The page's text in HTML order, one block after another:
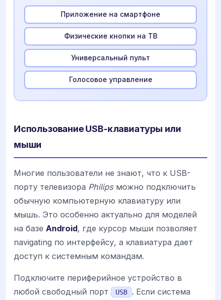
Приложение на смартфоне
Физические кнопки на ТВ
Универсальный пульт
Голосовое управление
Использование USB-клавиатуры или
мыши
Многие пользователи не знают, что к USB-
порту телевизора Philipsможно подключить
обычную компьютерную клавиатуру или
мышь. Это особенно актуально для моделей
на базе Android, где курсор мыши позволяет
navigating по интерфейсу, а клавиатура дает
доступ к системным командам.
Подключите периферийное устройство в
любой свободный порт
USB
. Если система